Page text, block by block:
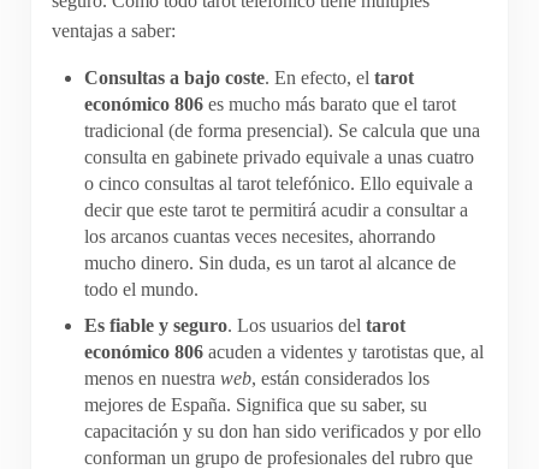
ventajas a saber:
Consultas a bajo coste. En efecto, eltarot
económico 806 es mucho más barato que el tarot
tradicional (de forma presencial). Se calcula que una
consulta en gabinete privado equivale a unas cuatro
o cinco consultas al tarot telefónico. Ello equivale a
decir que este tarot te permitirá acudir a consultar a
los arcanos cuantas veces necesites, ahorrando
mucho dinero. Sin duda, es un tarot al alcance de
todo el mundo.
Es fiable y seguro. Los usuarios deltarot
económico 806 acuden a videntes y tarotistas que, al
menos en nuestraweb, están considerados los
mejores de España. Significa que su saber, su
capacitación y su don han sido verificados y por ello
conforman un grupo de profesionales del rubro que